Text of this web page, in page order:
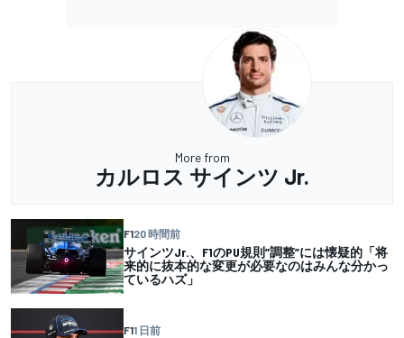
More from
カルロス サインツ Jr.
F120 時間前
サインツJr.、F1のPU規則”調整”には懐疑的「将
来的に抜本的な変更が必要なのはみんな分かっ
ているハズ」
F11 日前